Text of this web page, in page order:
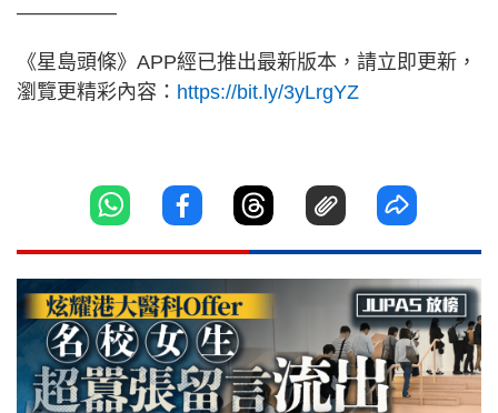
—————
《星島頭條》APP經已推出最新版本，請立即更新，
瀏覽更精彩內容： https://bit.ly/3yLrgYZ